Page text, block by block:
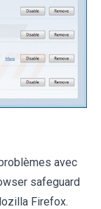
avec
safeguard
Firefox.